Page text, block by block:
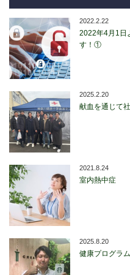
2022.2.22
2022年4月1日
す！①
2025.2.20
献血を通じて
2021.8.24
室内熱中症
2025.8.20
健康プログラ